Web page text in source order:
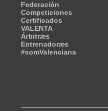
Federación
Competiciones
Certificados
VALENTA
Árbitræs
Entrenadoræs
#somValenciana